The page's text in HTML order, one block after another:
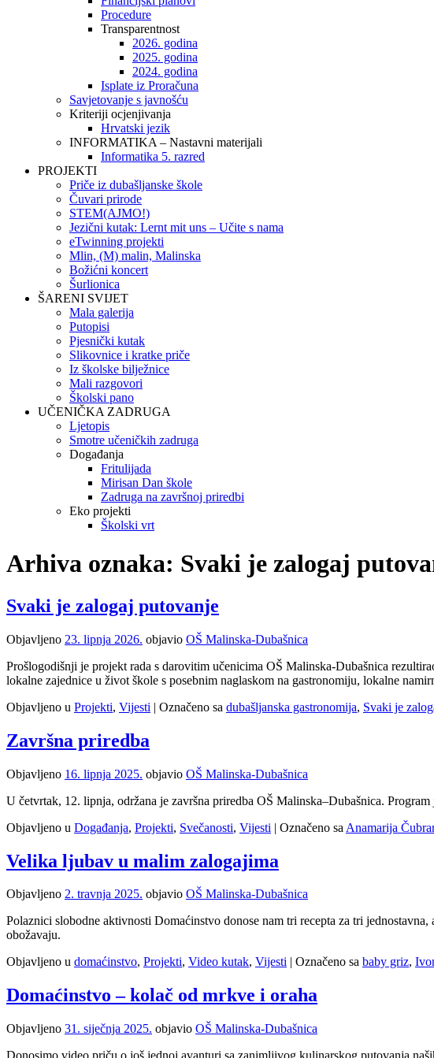
Procedure
Transparentnost
2026. godina
2025. godina
2024. godina
Isplate iz Proračuna
Savjetovanje s javnošću
Kriteriji ocjenjivanja
Hrvatski jezik
INFORMATIKA – Nastavni materijali
Informatika 5. razred
PROJEKTI
Priče iz dubašljanske škole
Čuvari prirode
STEM(AJMO!)
Jezični kutak: Lernt mit uns – Učite s nama
eTwinning projekti
Mlin, (M) malin, Malinska
Božićni koncert
Šurlionica
ŠARENI SVIJET
Mala galerija
Putopisi
Pjesnički kutak
Slikovnice i kratke priče
Iz školske bilježnice
Mali razgovori
Školski pano
UČENIČKA ZADRUGA
Ljetopis
Smotre učeničkih zadruga
Događanja
Fritulijada
Mirisan Dan škole
Zadruga na završnoj priredbi
Eko projekti
Školski vrt
Arhiva oznaka: Svaki je zalogaj
Svaki je zalogaj putovanje
Objavljeno 23. lipnja 2026. objavio OŠ Malinska-Dubašnica
Prošlogodišnji je projekt rada s darovitim učenicima OŠ Malinska-Dubašnica
lokalne zajednice u život škole s posebnim naglaskom na gastronomiju, lokalne
Objavljeno u Projekti, Vijesti | Označeno sa dubašljanska gastronomija, Svaki je
Završna priredba
Objavljeno 16. lipnja 2025. objavio OŠ Malinska-Dubašnica
U četvrtak, 12. lipnja, održana je završna priredba OŠ Malinska–Dubašnica.
Objavljeno u Događanja, Projekti, Svečanosti, Vijesti | Označeno sa Anamarija
Velika ljubav u malim zalogajima
Objavljeno 2. travnja 2025. objavio OŠ Malinska-Dubašnica
Polaznici slobodne aktivnosti Domaćinstvo donose nam tri recepta za tri
obožavaju.
Objavljeno u domaćinstvo, Projekti, Video kutak, Vijesti | Označeno sa baby griz,
Domaćinstvo – kolač od mrkve i oraha
Objavljeno 31. siječnja 2025. objavio OŠ Malinska-Dubašnica